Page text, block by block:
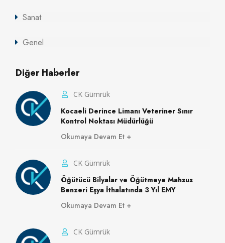
Sanat
Genel
Diğer Haberler
CK Gümrük
Kocaeli Derince Limanı Veteriner Sınır
Kontrol Noktası Müdürlüğü
Okumaya Devam Et
CK Gümrük
Öğütücü Bilyalar ve Öğütmeye Mahsus
Benzeri Eşya İthalatında 3 Yıl EMY
Okumaya Devam Et
CK Gümrük